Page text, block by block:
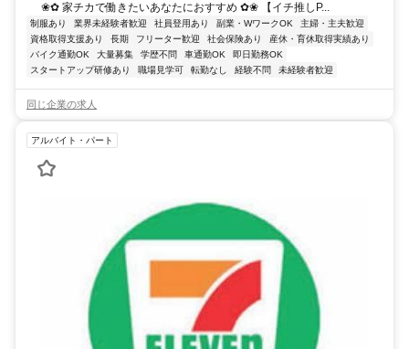
❀✿ 家チカで働きたいあなたにおすすめ ✿❀ 【イチ推しP...
制服あり 業界未経験者歓迎 社員登用あり 副業・WワークOK
主婦・主夫歓迎
資格取得支援あり
長期 フリーター歓迎 社会保険あり
産休・育休取得実績あり
バイク通勤OK
大量募集 学歴不問 車通勤OK
即日勤務OK
スタートアップ研修あり
職場見学可 転勤なし 経験不問 未経験者歓迎
同じ企業の求人
アルバイト・パート